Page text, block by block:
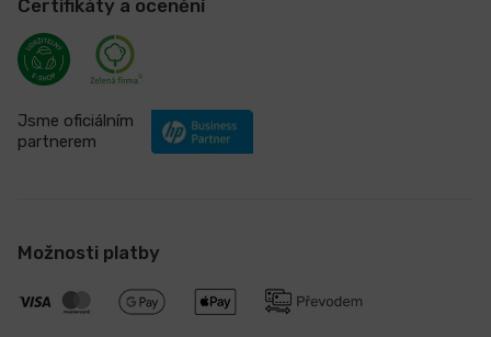
Certifikáty a ocenění
Jsme oficiálním
partnerem
Možnosti platby